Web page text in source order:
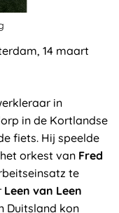
14 maart
in
in de Kortlandse
fiets. Hij speelde
orkest van Fred
te
Leen van Leen
Duitsland kon